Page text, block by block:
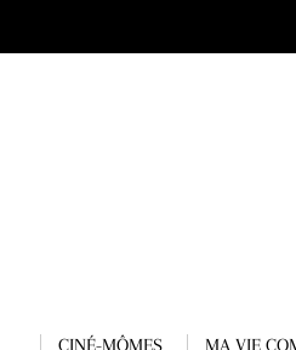
CINÉ-MÔMES
MA VIE